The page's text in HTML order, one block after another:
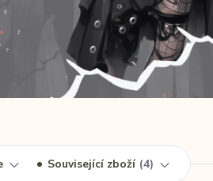
Související zboží 4